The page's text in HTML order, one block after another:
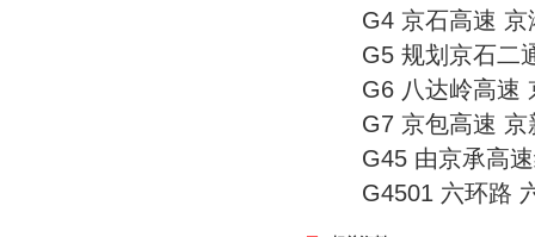
G4 京石高速 京
G5 规划京石二
G6 八达岭高速
G7 京包高速 京
G45 由京承高速
G4501 六环路